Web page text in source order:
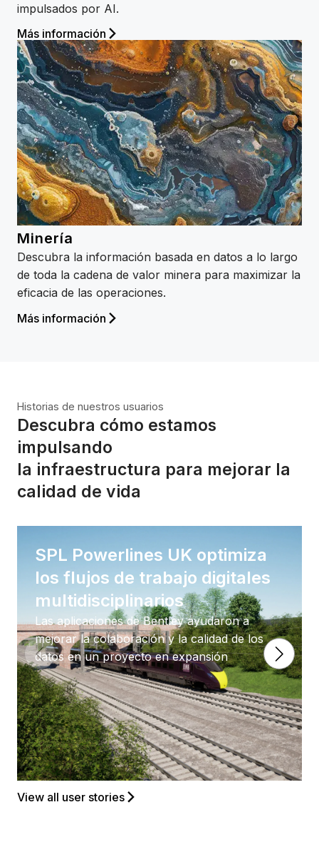
impulsados por AI.
Más información
Minería
Descubra la información basada en datos a lo largo
de toda la cadena de valor minera para maximizar la
eficacia de las operaciones.
Más información
Historias de nuestros usuarios
Descubra cómo estamos
impulsando
la infraestructura para mejorar la
calidad de vida
SPL Powerlines UK optimiza
los flujos de trabajo digitales
multidisciplinarios
Las aplicaciones de Bentley ayudaron a
mejorar la colaboración y la calidad de los
datos en un proyecto en expansión
View all user stories